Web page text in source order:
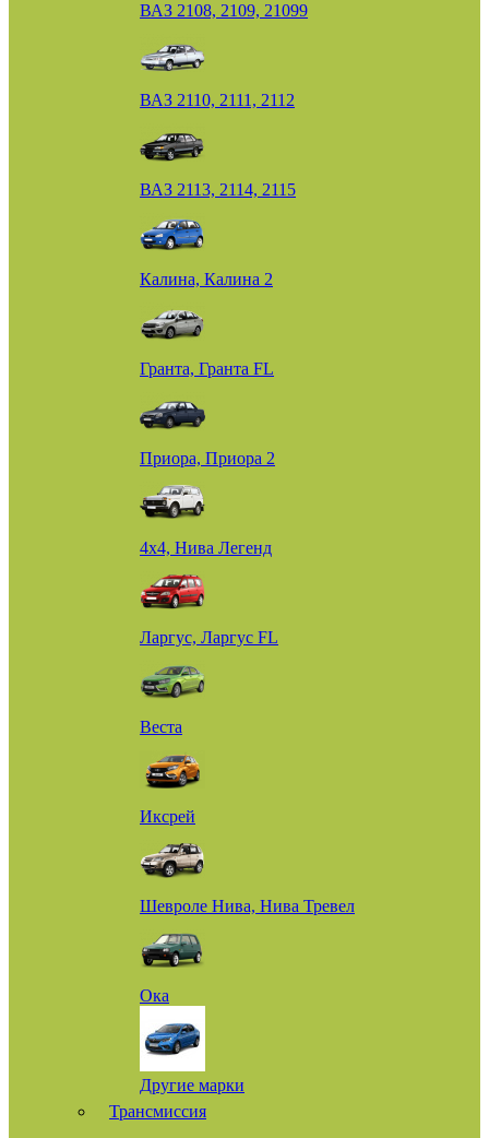
ВАЗ 2108, 2109, 21099
ВАЗ 2110, 2111, 2112
ВАЗ 2113, 2114, 2115
Калина, Калина 2
Гранта, Гранта FL
Приора, Приора 2
4х4, Нива Легенд
Ларгус, Ларгус FL
Веста
Иксрей
Шевроле Нива, Нива Тревел
Ока
Другие марки
Трансмиссия